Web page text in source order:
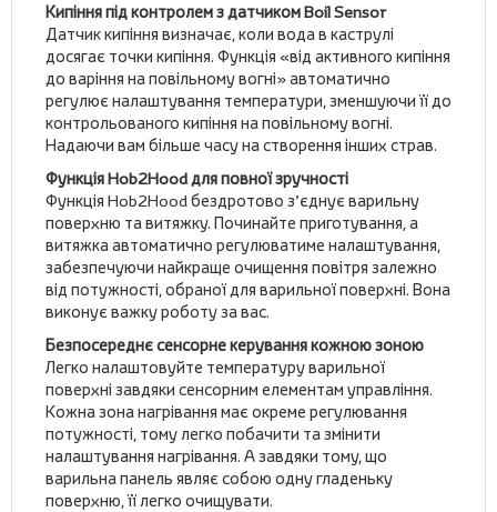
Кипіння під контролем з датчиком Boil Sensor
Датчик кипіння визначає, коли вода в каструлі
досягає точки кипіння. Функція «від активного кипіння
до варіння на повільному вогні» автоматично
регулює налаштування температури, зменшуючи її до
контрольованого кипіння на повільному вогні.
Надаючи вам більше часу на створення інших страв.
Функція Hob2Hood для повної зручності
Функція Hob2Hood бездротово з’єднує варильну
поверхню та витяжку. Починайте приготування, а
витяжка автоматично регулюватиме налаштування,
забезпечуючи найкраще очищення повітря залежно
від потужності, обраної для варильної поверхні. Вона
виконує важку роботу за вас.
Безпосереднє сенсорне керування кожною зоною
Легко налаштовуйте температуру варильної
поверхні завдяки сенсорним елементам управління.
Кожна зона нагрівання має окреме регулювання
потужності, тому легко побачити та змінити
налаштування нагрівання. А завдяки тому, що
варильна панель являє собою одну гладеньку
поверхню, її легко очищувати.